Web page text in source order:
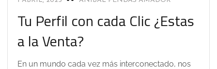
Tu Perfil con cada Clic ¿Estas
a la Venta?
En un mundo cada vez más interconectado, nos